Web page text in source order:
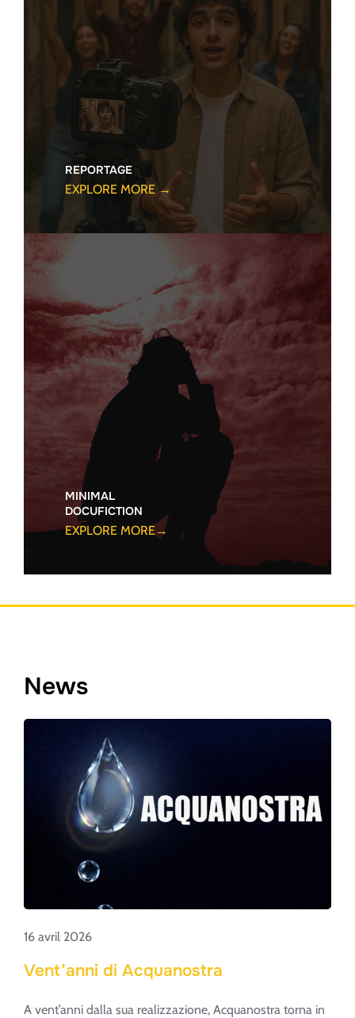
REPORTAGE
EXPLORE MORE →
MINIMAL
DOCUFICTION
EXPLORE MORE→
News
16 avril 2026
Vent’anni di Acquanostra
A vent’anni dalla sua realizzazione, Acquanostra torna in